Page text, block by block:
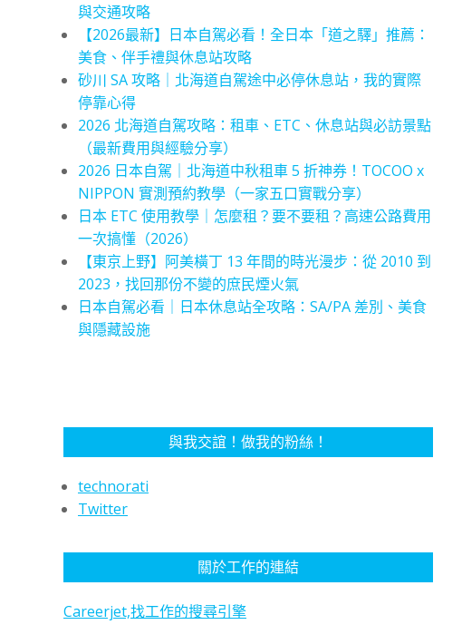
與交通攻略
【2026最新】日本自駕必看！全日本「道之驛」推薦：
美食、伴手禮與休息站攻略
砂川 SA 攻略｜北海道自駕途中必停休息站，我的實際
停靠心得
2026 北海道自駕攻略：租車、ETC、休息站與必訪景點
（最新費用與經驗分享）
2026 日本自駕｜北海道中秋租車 5 折神券！TOCOO x
NIPPON 實測預約教學（一家五口實戰分享）
日本 ETC 使用教學｜怎麼租？要不要租？高速公路費用
一次搞懂（2026）
【東京上野】阿美橫丁 13 年間的時光漫步：從 2010 到
2023，找回那份不變的庶民煙火氣
日本自駕必看｜日本休息站全攻略：SA/PA 差別、美食
與隱藏設施
與我交誼！做我的粉絲！
technorati
Twitter
關於工作的連結
Careerjet,找工作的搜尋引擎